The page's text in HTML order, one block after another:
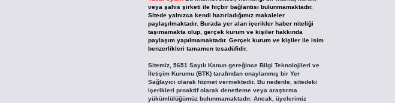
veya şahıs şirketi ile hiçbir bağlantısı bulunmamaktadır.
Sitede yalnızca kendi hazırladığımız makaleler
paylaşılmaktadır. Burada yer alan içerikler haber niteliği
taşımamakta olup, gerçek kurum ve kişiler hakkında
paylaşım yapılmamaktadır. Gerçek kurum ve kişiler ile isim
benzerlikleri tamamen tesadüfidir.
Sitemiz, 5651 Sayılı Kanun gereğince Bilgi Teknolojileri ve
İletişim Kurumu (BTK) tarafından onaylanmış bir Yer
Sağlayıcı olarak hizmet vermektedir. Bu nedenle, sitedeki
içerikleri proaktif olarak denetleme veya araştırma
yükümlülüğümüz bulunmamaktadır. Ancak, üyelerimiz